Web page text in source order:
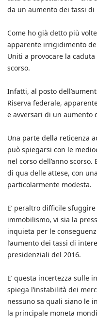
da un aumento dei tassi di
Come ho già detto più
apparente irrigidimento
Uniti a provocare la
scorso.
Infatti, al posto
Riserva federale,
e avversari di un aumento
Una parte della reticenza
può spiegarsi con le
nel corso dell’anno
di qua delle attese, con
particolarmente modesta.
E’ peraltro difficile
immobilismo, vi sia la
inquieta per le
l’aumento dei tassi di
presidenziali del 2016.
E’ questa incertezza sulle
spiega l’instabilità dei
nessuno sa quali siano le
la principale moneta